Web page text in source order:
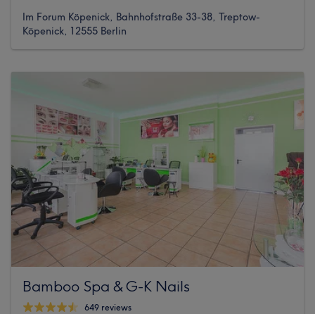
Im Forum Köpenick, Bahnhofstraße 33-38, Treptow-
Köpenick, 12555 Berlin
Bamboo Spa & G-K Nails
649 reviews